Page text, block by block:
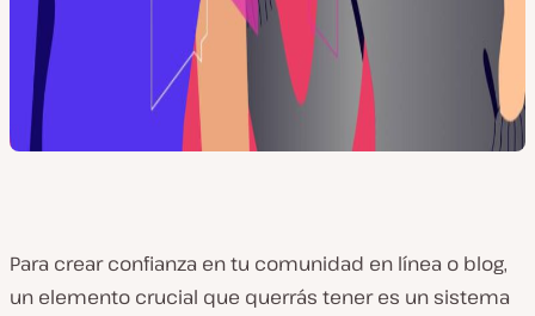
Para crear confianza en tu comunidad en línea o blog,
un elemento crucial que querrás tener es un sistema